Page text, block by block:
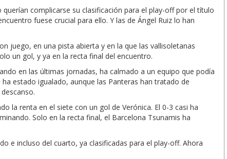
complicarse su clasificación para el play-off por el título
fuese crucial para ello. Y las de Ángel Ruiz lo han
juego, en una pista abierta y en la que las vallisoletanas
un gol, y ya en la recta final del encuentro.
en las últimas jornadas, ha calmado a un equipo que podía
estado igualado, aunque las Panteras han tratado de
la renta en el siete con un gol de Verónica. El 0-3 casi ha
Solo en la recta final, el Barcelona Tsunamis ha
e incluso del cuarto, ya clasificadas para el play-off. Ahora